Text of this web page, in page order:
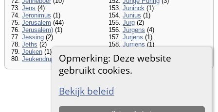
Opmerking: Deze website
gebruikt cookies.
Bekijk beleid
73. Jens (4)
74. Jeronimus (1)
75. Jerusalem (44)
76. Jerusalem) (1)
77. Jessing (2)
78. Jeths (2)
79. Jeuken (1)
80. Jeukendrup (1)
153. Juninck (1)
154. Junius (1)
155. Jurg (2)
156. Jürgens (4)
157. Jurjens (1)
158. Jurriens (1)
160.Justie(1)
Ga naar standaard site